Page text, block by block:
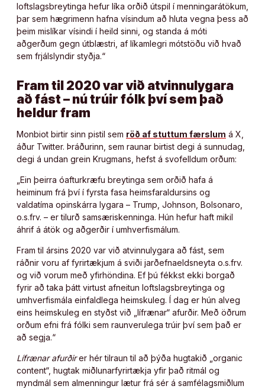
loftslagsbreytinga hefur líka orðið útspil í menningarátökum,
þar sem hægrimenn hafna vísindum að hluta vegna þess að
þeim mislíkar vísindi í heild sinni, og standa á móti
aðgerðum gegn útblæstri, af líkamlegri mótstöðu við hvað
sem frjálslyndir styðja.“
Fram til 2020 var við atvinnulygara
að fást – nú trúir fólk því sem það
heldur fram
Monbiot birtir sinn pistil sem röð af stuttum færslum á X,
áður Twitter. Þráðurinn, sem raunar birtist degi á sunnudag,
degi á undan grein Krugmans, hefst á svofelldum orðum:
„Ein þeirra óafturkræfu breytinga sem orðið hafa á
heiminum frá því í fyrsta fasa heimsfaraldursins og
valdatíma opinskárra lygara – Trump, Johnson, Bolsonaro,
o.s.frv. – er tilurð samsæriskenninga. Hún hefur haft mikil
áhrif á átök og aðgerðir í umhverfismálum.
Fram til ársins 2020 var við atvinnulygara að fást, sem
ráðnir voru af fyrirtækjum á sviði jarðefnaeldsneyta o.s.frv.
og við vorum með yfirhöndina. Ef þú fékkst ekki borgað
fyrir að taka þátt virtust afneitun loftslagsbreytinga og
umhverfismála einfaldlega heimskuleg. Í dag er hún alveg
eins heimskuleg en styðst við „lífrænar“ afurðir. Með öðrum
orðum efni frá fólki sem raunverulega trúir því sem það er
að segja.“
Lífrænar afurðirer hér tilraun til að þýða hugtakið „organic
content“, hugtak miðlunarfyrirtækja yfir það ritmál og
myndmál sem almenningur lætur frá sér á samfélagsmiðlum